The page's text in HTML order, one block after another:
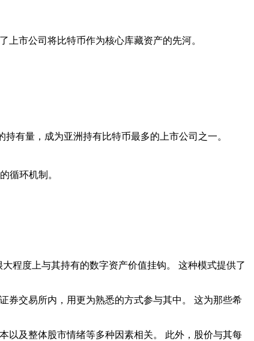
上市公司将比特币作为核心库藏资产的先河。
有量，成为亚洲持有比特币最多的上市公司之一。
循环机制。
程度上与其持有的数字资产价值挂钩。 这种模式提供了
券交易所内，用更为熟悉的方式参与其中。 这为那些希
以及整体股市情绪等多种因素相关。 此外，股价与其每